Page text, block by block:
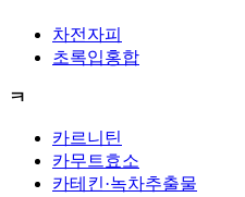
차전자피
초록입홍합
ㅋ
카르니틴
카무트효소
카테킨·녹차추출물